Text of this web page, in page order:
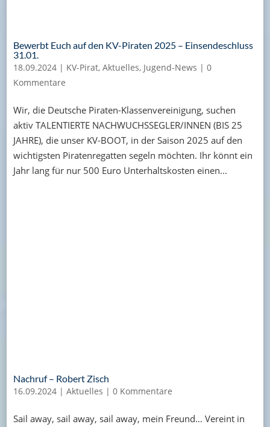
Bewerbt Euch auf den KV-Piraten 2025 – Einsendeschluss
31.01.
18.09.2024| KV-Pirat, Aktuelles, Jugend-News | 0
Kommentare
Wir, die Deutsche Piraten-Klassenvereinigung, suchen
aktiv TALENTIERTE NACHWUCHSSEGLER/INNEN (BIS 25
JAHRE), die unser KV-BOOT, in der Saison 2025 auf den
wichtigsten Piratenregatten segeln möchten. Ihr könnt ein
Jahr lang für nur 500 Euro Unterhaltskosten einen...
Nachruf – Robert Zisch
16.09.2024| Aktuelles | 0 Kommentare
Sail away, sail away, sail away, mein Freund… Vereint in